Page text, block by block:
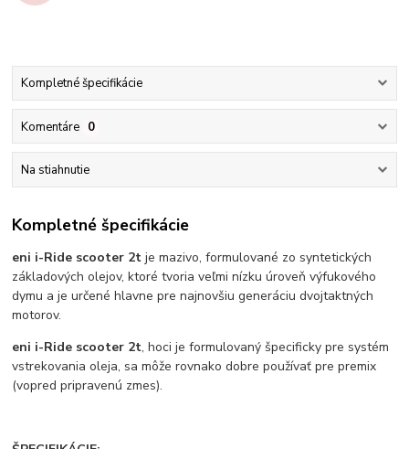
Kompletné špecifikácie
Komentáre 0
Na stiahnutie
Kompletné špecifikácie
eni i-Ride scooter 2t je mazivo, formulované zo syntetických
základových olejov, ktoré tvoria veľmi nízku úroveň výfukového
dymu a je určené hlavne pre najnovšiu generáciu dvojtaktných
motorov.
eni i-Ride scooter 2t, hoci je formulovaný špecificky pre systém
vstrekovania oleja, sa môže rovnako dobre používať pre premix
(vopred pripravenú zmes).